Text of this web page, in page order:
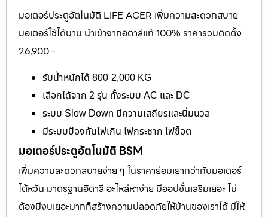
มอเตอร์ประตูอัตโนมัติ LIFE ACER เพิ่มความสะดวกสบาย
มอเตอร์ใช้ได้นาน นำเข้าจากอิตาลีแท้ 100% ราคารวมติดตั้ง
26,900.-
รับน้ำหนักได้ 800-2,000 KG
เลือกได้จาก 2 รุ่น ทั้งระบบ AC และ DC
ระบบ Slow Down มีความเสถียรและนิ่มนวล
มีระบบป้องกันไฟเกิน ไฟกระชาก ไฟช็อต
มอเตอร์ประตูอัตโนมัติ BSM
เพิ่มความสะดวกสบายง่าย ๆ ในราคาย่อมเยากว่ากับมอเตอร์
ไต้หวัน มาตรฐานอิตาลี อะไหล่หาง่าย มีออปชั่นเสริมเยอะ ไม่
ต้องมีงบเยอะมากก็สร้างความปลอดภัยให้บ้านของเราได้ มีให้